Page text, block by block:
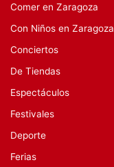
Comer en Zaragoza
Con Niños en Zaragoza
Conciertos
De Tiendas
Espectáculos
Festivales
Deporte
Ferias